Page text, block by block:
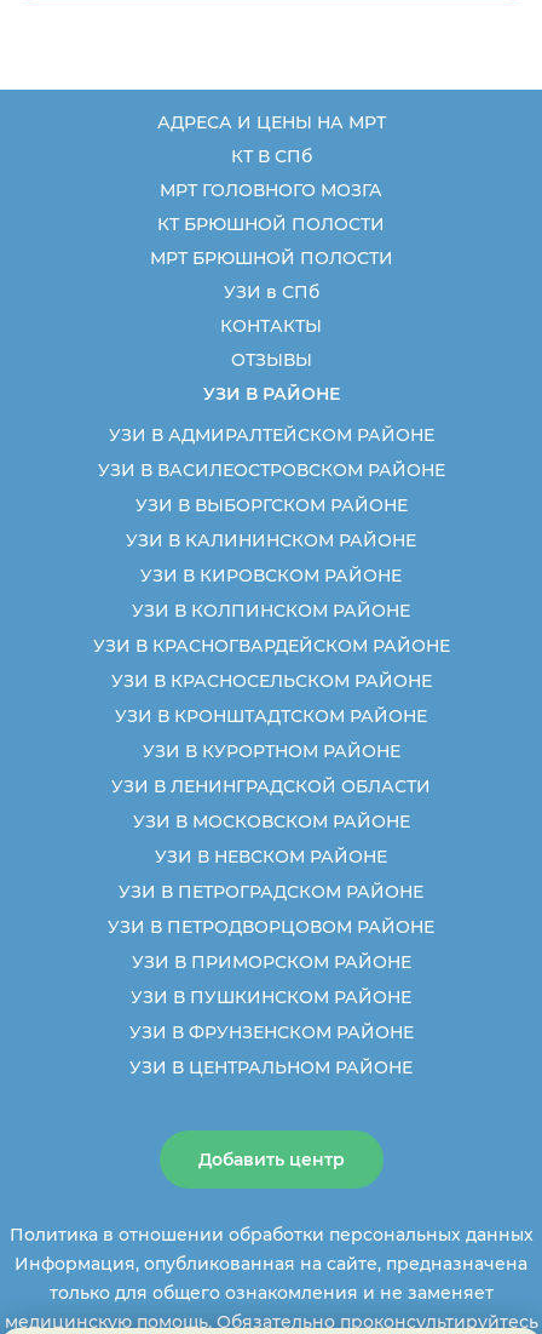
АДРЕСА И ЦЕНЫ НА МРТ
КТ В СПб
МРТ ГОЛОВНОГО МОЗГА
КТ БРЮШНОЙ ПОЛОСТИ
МРТ БРЮШНОЙ ПОЛОСТИ
УЗИ в СПб
КОНТАКТЫ
ОТЗЫВЫ
УЗИ В РАЙОНЕ
УЗИ В АДМИРАЛТЕЙСКОМ РАЙОНЕ
УЗИ В ВАСИЛЕОСТРОВСКОМ РАЙОНЕ
УЗИ В ВЫБОРГСКОМ РАЙОНЕ
УЗИ В КАЛИНИНСКОМ РАЙОНЕ
УЗИ В КИРОВСКОМ РАЙОНЕ
УЗИ В КОЛПИНСКОМ РАЙОНЕ
УЗИ В КРАСНОГВАРДЕЙСКОМ РАЙОНЕ
УЗИ В КРАСНОСЕЛЬСКОМ РАЙОНЕ
УЗИ В КРОНШТАДТСКОМ РАЙОНЕ
УЗИ В КУРОРТНОМ РАЙОНЕ
УЗИ В ЛЕНИНГРАДСКОЙ ОБЛАСТИ
УЗИ В МОСКОВСКОМ РАЙОНЕ
УЗИ В НЕВСКОМ РАЙОНЕ
УЗИ В ПЕТРОГРАДСКОМ РАЙОНЕ
УЗИ В ПЕТРОДВОРЦОВОМ РАЙОНЕ
УЗИ В ПРИМОРСКОМ РАЙОНЕ
УЗИ В ПУШКИНСКОМ РАЙОНЕ
УЗИ В ФРУНЗЕНСКОМ РАЙОНЕ
УЗИ В ЦЕНТРАЛЬНОМ РАЙОНЕ
Добавить центр
Политика в отношении обработки персональных данных
Информация, опубликованная на сайте, предназначена
только для общего ознакомления и не заменяет
медицинскую помощь. Обязательно проконсультируйтесь